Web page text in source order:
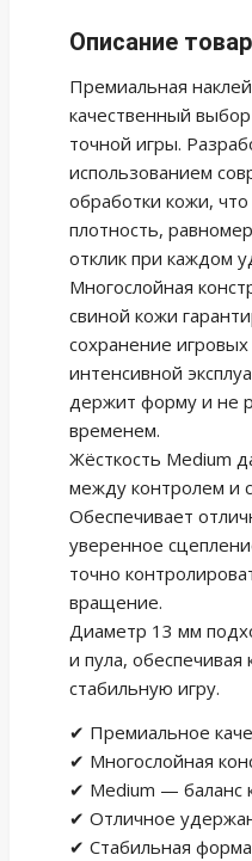
Описание
Премиальная
качественный
точной игры.
использованием
обработки кожи,
плотность,
отклик при каждом
Многослойная
свиной кожи
сохранение
интенсивной
держит форму и не
временем.
Жёсткость Medium
между контролем и
Обеспечивает
уверенное
точно
вращение.
Диаметр 13 мм
и пула,
стабильную игру.
✔ Премиальное
✔ Многослойная
✔ Medium — баланс
✔ Отличное
✔ Стабильная форма